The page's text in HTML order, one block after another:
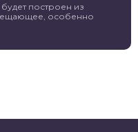
построен из
особенно